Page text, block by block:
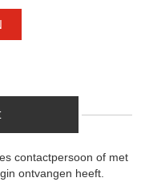
contactpersoon of met
ontvangen heeft.